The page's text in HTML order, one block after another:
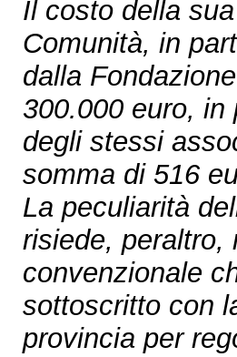
Il costo della
Comunità, in
dalla
300.000 euro,
degli stessi
somma di 516
La peculiarità
risiede, peraltro,
convenzionale
sottoscritto con
provincia per